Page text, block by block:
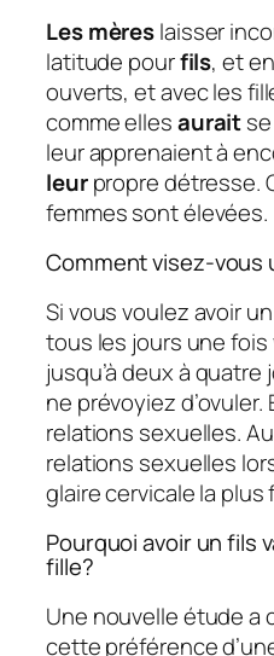
Les mèreslaisser
latitude pourfils, et
ouverts, et avec les
comme ellesaurait
leur apprenaient à
leurpropre détresse.
femmes sont élevées.
Comment visez-vous
Si vous voulez avoir un
tous les jours une
jusqu’à deux à
ne prévoyiez
relations sexuelles.
relations sexuelles
glaire cervicale la plus
Pourquoi avoir un fils
fille?
Une nouvelle étude a
cette préférence